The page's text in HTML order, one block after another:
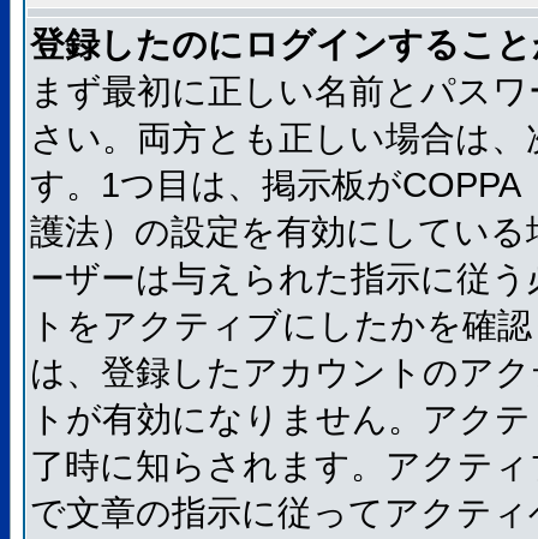
登録したのにログインするこ
まず最初に正しい名前とパス
さい。両方とも正しい場合は
す。1つ目は、掲示板が
護法）の設定を有効にしてい
ーザーは与えられた指示に従
トをアクティブにしたかを確
は、登録したアカウントのア
トが有効になりません。アク
了時に知らされます。アクテ
で文章の指示に従ってアクテ